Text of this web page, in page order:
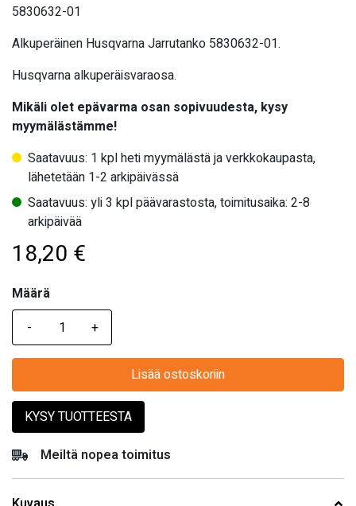
5830632-01
Alkuperäinen Husqvarna Jarrutanko 5830632-01.
Husqvarna alkuperäisvaraosa.
Mikäli olet epävarma osan sopivuudesta, kysy
myymälästämme!
Saatavuus: 1 kpl heti myymälästä ja verkkokaupasta,
lähetetään 1-2 arkipäivässä
Saatavuus: yli 3 kpl päävarastosta, toimitusaika: 2-8
arkipäivää
18,20 €
Määrä
Määrä
Lisää ostoskoriin
KYSY TUOTTEESTA
Meiltä nopea toimitus